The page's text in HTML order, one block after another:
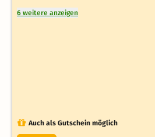
6 weitere anzeigen
Auch als Gutschein möglich